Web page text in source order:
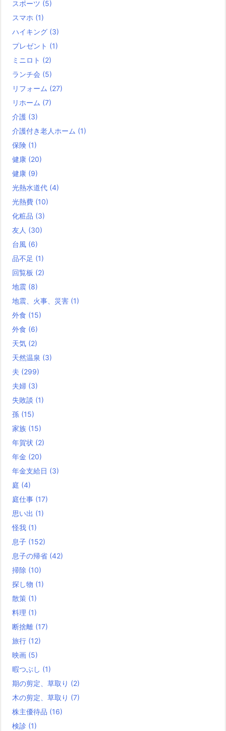
スポーツ (5)
スマホ (1)
ハイキング (3)
プレゼント (1)
ミニロト (2)
ランチ会 (5)
リフォーム (27)
リホーム (7)
介護 (3)
介護付き老人ホーム (1)
保険 (1)
健康 (20)
健康 (9)
光熱水道代 (4)
光熱費 (10)
化粧品 (3)
友人 (30)
台風 (6)
品不足 (1)
回覧板 (2)
地震 (8)
地震、火事、災害 (1)
外食 (15)
外食 (6)
天気 (2)
天然温泉 (3)
夫 (299)
夫婦 (3)
失敗談 (1)
孫 (15)
家族 (15)
年賀状 (2)
年金 (20)
年金支給日 (3)
庭 (4)
庭仕事 (17)
思い出 (1)
怪我 (1)
息子 (152)
息子の帰省 (42)
掃除 (10)
探し物 (1)
散策 (1)
料理 (1)
断捨離 (17)
旅行 (12)
映画 (5)
暇つぶし (1)
期の剪定、草取り (2)
木の剪定、草取り (7)
株主優待品 (16)
検診 (1)